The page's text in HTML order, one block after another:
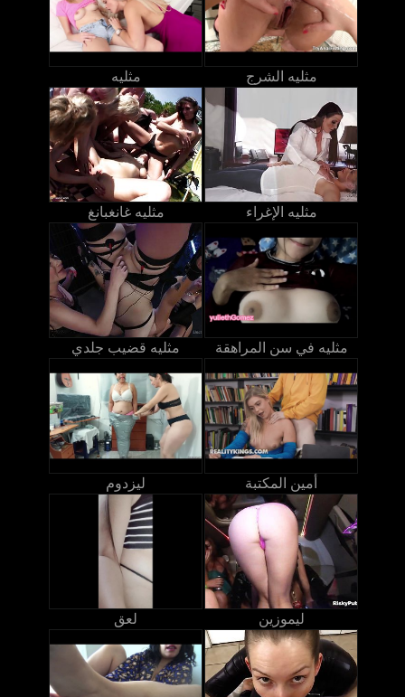
مثليه مثليه الشرج
مثليه غانغبانغ مثليه الإغراء
مثليه قضيب جلدي مثليه في سن المراهقة
ليزدوم أمين المكتبة
لعق ليموزين